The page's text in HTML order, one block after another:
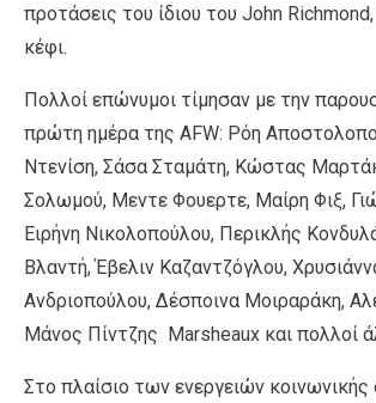
προτάσεις του ίδιου του John
κέφι.
Πολλοί επώνυμοι τίμησαν με την
πρώτη ημέρα της AFW: Ρόη
Ντενίση, Σάσα Σταμάτη, Κώστας
Σολωμού, Μεντε Φουερτε, Μαίρη Φιξ,
Ειρήνη Νικολοπούλου, Περικλής
Βλαντή, Έβελιν Καζαντζόγλου,
Ανδριοπούλου, Δέσποινα Μοιραράκη,
Μάνος Πίντζης Marsheaux και πολλοί
Στο πλαίσιο των ενεργειών